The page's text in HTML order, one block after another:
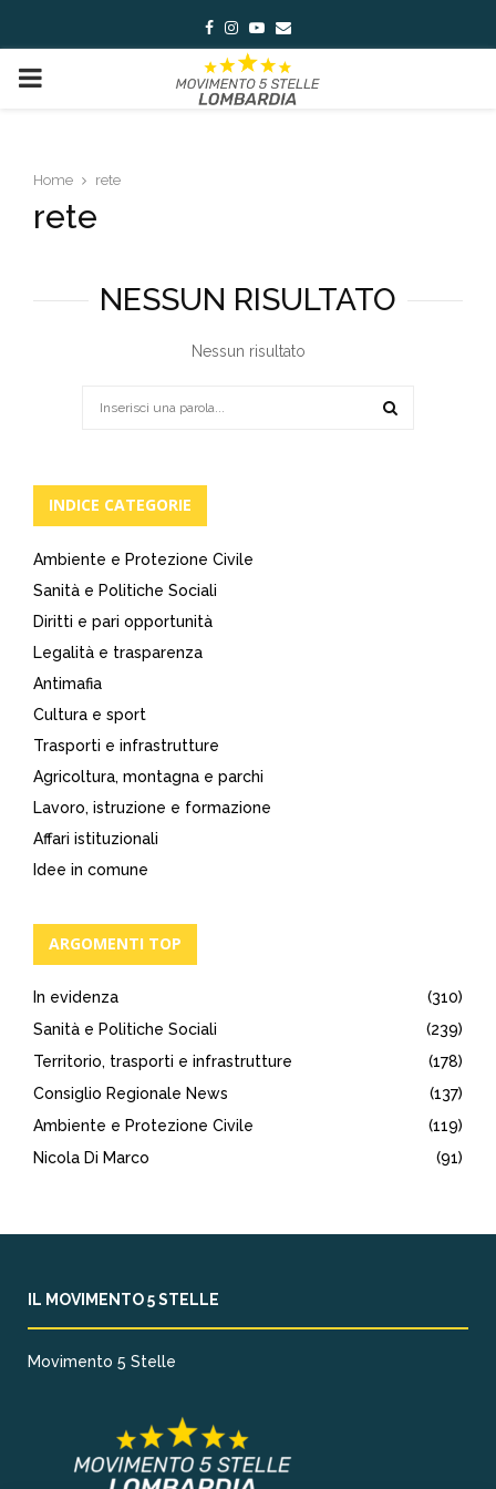
Facebook
Instagram
Youtube
Email
PRIMARY
Home rete
rete
NESSUN RISULTATO
Nessun risultato
INDICE CATEGORIE
Ambiente e Protezione Civile
Sanità e Politiche Sociali
Diritti e pari opportunità
Legalità e trasparenza
Antimafia
Cultura e sport
Trasporti e infrastrutture
Agricoltura, montagna e parchi
Lavoro, istruzione e formazione
Affari istituzionali
Idee in comune
ARGOMENTI TOP
In evidenza
(310)
Sanità e Politiche Sociali
(239)
Territorio, trasporti e infrastrutture
(178)
Consiglio Regionale News
(137)
Ambiente e Protezione Civile
(119)
Nicola Di Marco
(91)
IL MOVIMENTO 5 STELLE
Movimento 5 Stelle